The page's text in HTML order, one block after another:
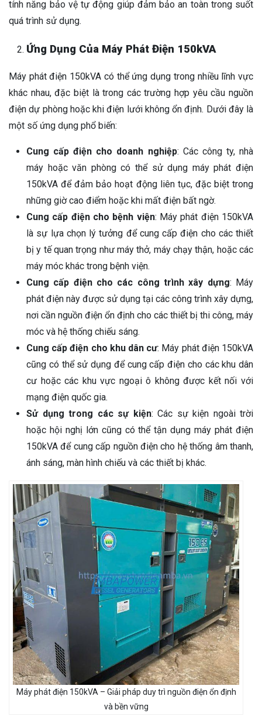
tính năng bảo vệ tự động giúp đảm bảo an toàn trong suốt
quá trình sử dụng.
Ứng Dụng Của Máy Phát Điện 150kVA
Máy phát điện 150kVA có thể ứng dụng trong nhiều lĩnh vực
khác nhau, đặc biệt là trong các trường hợp yêu cầu nguồn
điện dự phòng hoặc khi điện lưới không ổn định. Dưới đây là
một số ứng dụng phổ biến:
Cung cấp điện cho doanh nghiệp: Các công ty, nhà
máy hoặc văn phòng có thể sử dụng máy phát điện
150kVA để đảm bảo hoạt động liên tục, đặc biệt trong
những giờ cao điểm hoặc khi mất điện bất ngờ.
Cung cấp điện cho bệnh viện: Máy phát điện 150kVA
là sự lựa chọn lý tưởng để cung cấp điện cho các thiết
bị y tế quan trọng như máy thở, máy chạy thận, hoặc các
máy móc khác trong bệnh viện.
Cung cấp điện cho các công trình xây dựng: Máy
phát điện này được sử dụng tại các công trình xây dựng,
nơi cần nguồn điện ổn định cho các thiết bị thi công, máy
móc và hệ thống chiếu sáng.
Cung cấp điện cho khu dân cư: Máy phát điện 150kVA
cũng có thể sử dụng để cung cấp điện cho các khu dân
cư hoặc các khu vực ngoại ô không được kết nối với
mạng điện quốc gia.
Sử dụng trong các sự kiện: Các sự kiện ngoài trời
hoặc hội nghị lớn cũng có thể tận dụng máy phát điện
150kVA để cung cấp nguồn điện cho hệ thống âm thanh,
ánh sáng, màn hình chiếu và các thiết bị khác.
Máy phát điện 150kVA – Giải pháp duy trì nguồn điện ổn định
và bền vững